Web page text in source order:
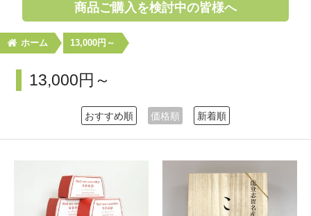
商品ご購入を検討中の皆様へ
ホーム 13,000円～
13,000円～
おすすめ順 価格順 新着順